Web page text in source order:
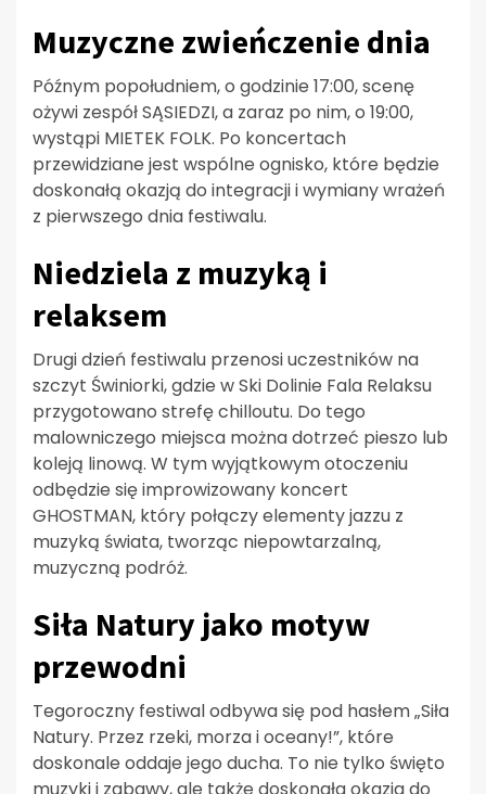
Muzyczne zwieńczenie dnia
Późnym popołudniem, o godzinie 17:00, scenę
ożywi zespół SĄSIEDZI, a zaraz po nim, o 19:00,
wystąpi MIETEK FOLK. Po koncertach
przewidziane jest wspólne ognisko, które będzie
doskonałą okazją do integracji i wymiany wrażeń
z pierwszego dnia festiwalu.
Niedziela z muzyką i
relaksem
Drugi dzień festiwalu przenosi uczestników na
szczyt Świniorki, gdzie w Ski Dolinie Fala Relaksu
przygotowano strefę chilloutu. Do tego
malowniczego miejsca można dotrzeć pieszo lub
koleją linową. W tym wyjątkowym otoczeniu
odbędzie się improwizowany koncert
GHOSTMAN, który połączy elementy jazzu z
muzyką świata, tworząc niepowtarzalną,
muzyczną podróż.
Siła Natury jako motyw
przewodni
Tegoroczny festiwal odbywa się pod hasłem „Siła
Natury. Przez rzeki, morza i oceany!”, które
doskonale oddaje jego ducha. To nie tylko święto